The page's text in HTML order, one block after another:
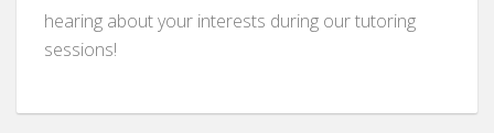
hearing about your interests during our tutoring
sessions!